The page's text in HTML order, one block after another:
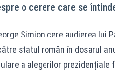
o cerere care se
Simion cere audierea lui
statul român în dosarul
a alegerilor prezidențiale